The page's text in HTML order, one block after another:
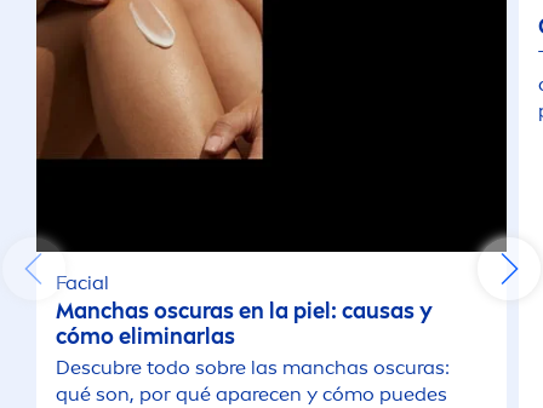
Facial
Manchas oscuras en la piel: causas y
cómo eliminarlas
Descubre todo sobre las manchas oscuras:
qué son, por qué aparecen y cómo puedes